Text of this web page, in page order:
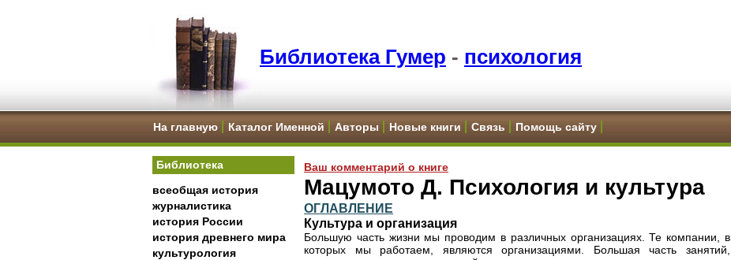
Библиотека Гумер - психология
На главную Каталог Именной Авторы Новые книги Связь Помощь сайту
Библиотека
всеобщая история
журналистика
история России
история древнего мира
культурология
Ваш комментарий о книге
Мацумото Д. Психология и культура
ОГЛАВЛЕНИЕ
Культура и организация
Большую часть жизни мы проводим в различных организациях. Те компании, в
которых мы работаем, являются организациями. Большая часть занятий,